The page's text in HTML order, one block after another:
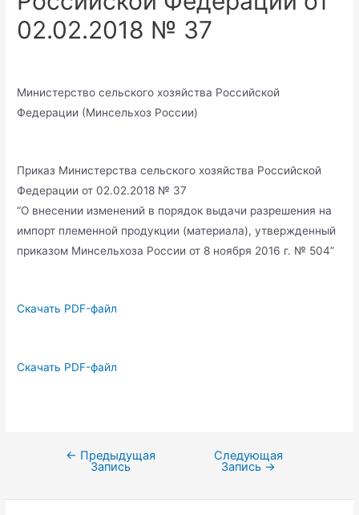
02.02.2018 № 37
Министерство сельского хозяйства Российской
Федерации (Минсельхоз России)
Приказ Министерства сельского хозяйства Российской
Федерации от 02.02.2018 № 37
“О внесении изменений в порядок выдачи разрешения на
импорт племенной продукции (материала), утвержденный
приказом Минсельхоза России от 8 ноября 2016 г. № 504”
Скачать PDF-файл
Скачать PDF-файл
Навигация
записям
← Предыдущая
Запись
Следующая
Запись →